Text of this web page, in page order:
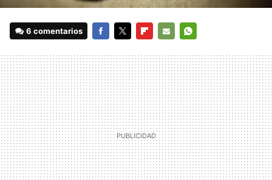
6 comentarios
MAIL